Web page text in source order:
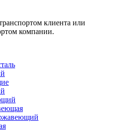
клиента или
компании.